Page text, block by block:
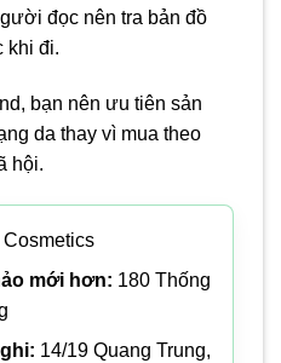
đọc nên tra bản đồ
khi đi.
bạn nên ưu tiên sản
da thay vì mua theo
hội.
Cosmetics
mới hơn: 180 Thống
14/19 Quang Trung,